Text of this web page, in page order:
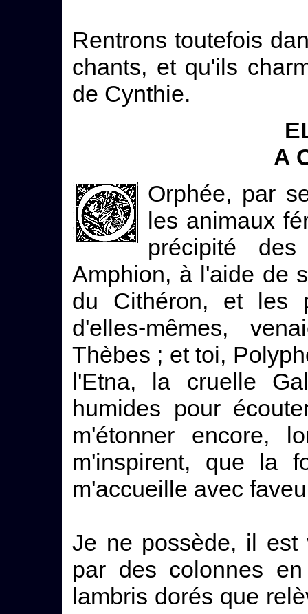
Rentrons toutefois
chants, et qu'ils
de Cynthie.
A
Orphée, par
les animaux
précipité
Amphion, à l'aide de
du Cithéron, et les
d'elles-mêmes,
Thèbes ; et toi,
l'Etna, la cruelle
humides pour
m'étonner encore,
m'inspirent, que la
m'accueille avec
Je ne possède, il est
par des colonnes
lambris dorés que